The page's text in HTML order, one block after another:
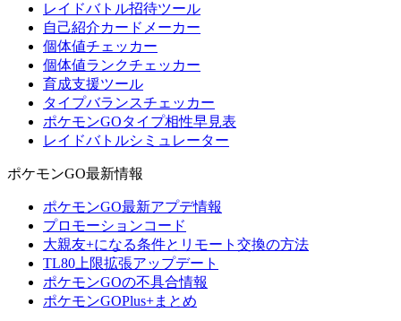
レイドバトル招待ツール
自己紹介カードメーカー
個体値チェッカー
個体値ランクチェッカー
育成支援ツール
タイプバランスチェッカー
ポケモンGOタイプ相性早見表
レイドバトルシミュレーター
ポケモンGO最新情報
ポケモンGO最新アプデ情報
プロモーションコード
大親友+になる条件とリモート交換の方法
TL80上限拡張アップデート
ポケモンGOの不具合情報
ポケモンGOPlus+まとめ